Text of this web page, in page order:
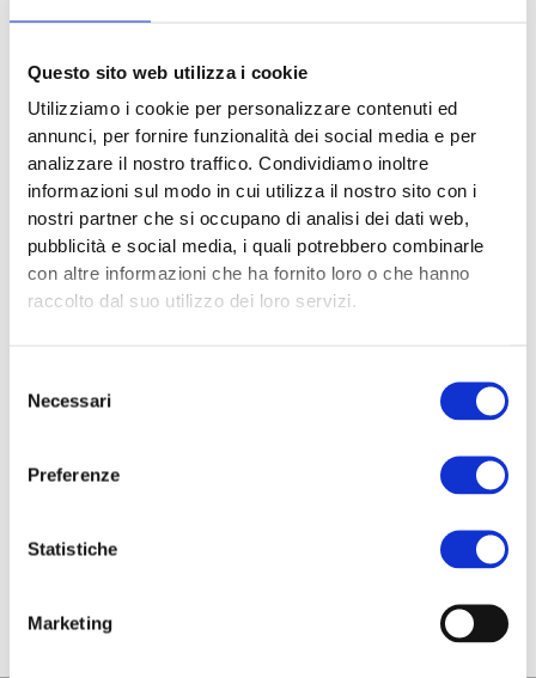
Questo sito web utilizza i cookie
Utilizziamo i cookie per personalizzare contenuti ed
annunci, per fornire funzionalità dei social media e per
analizzare il nostro traffico. Condividiamo inoltre
informazioni sul modo in cui utilizza il nostro sito con i
nostri partner che si occupano di analisi dei dati web,
pubblicità e social media, i quali potrebbero combinarle
con altre informazioni che ha fornito loro o che hanno
raccolto dal suo utilizzo dei loro servizi.
delNecessari
Preferenze
Statistiche
Marketing
Precedente
PRECEDENTE
SUCCESSIVO